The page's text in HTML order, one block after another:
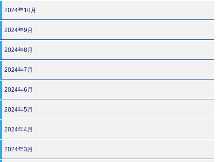
2024年10月
2024年9月
2024年8月
2024年7月
2024年6月
2024年5月
2024年4月
2024年3月